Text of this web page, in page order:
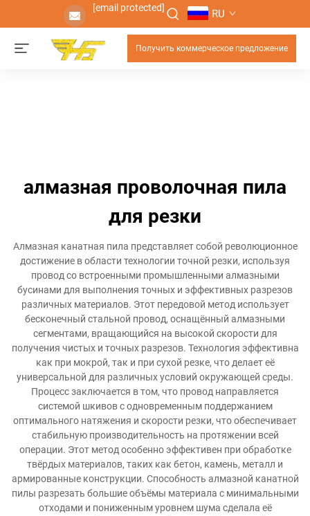
[email protected] RU
Получить коммерческое предложение
алмазная проволочная пила
для резки
Алмазная канатная пила представляет собой революционное
достижение в области технологии точной резки, используя
провод со встроенными промышленными алмазными
бусинами для выполнения точных и эффективных разрезов
различных материалов. Этот передовой метод использует
бесконечный стальной провод, оснащённый алмазными
сегментами, вращающийся на высокой скорости для
получения чистых и точных разрезов. Технология эффективна
как при мокрой, так и при сухой резке, что делает её
универсальной для различных условий окружающей среды.
Процесс заключается в том, что провод направляется
системой шкивов с одновременным поддержанием
оптимального натяжения и скорости резки, что обеспечивает
стабильную производительность на протяжении всей
операции. Этот метод особенно эффективен при обработке
твёрдых материалов, таких как бетон, камень, металл и
армированные конструкции. Способность алмазной канатной
пилы разрезать большие объёмы материала с минимальными
отходами и пониженным уровнем шума сделала её